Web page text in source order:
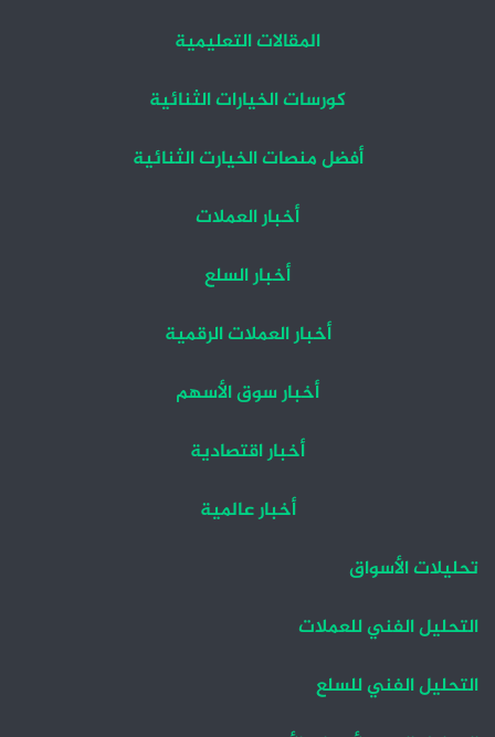
المقالات التعليمية
كورسات الخيارات الثنائية
أفضل منصات الخيارت الثنائية
أخبار العملات
أخبار السلع
أخبار العملات الرقمية
أخبار سوق الأسهم
أخبار اقتصادية
أخبار عالمية
تحليلات الأسواق
التحليل الفني للعملات
التحليل الفني للسلع